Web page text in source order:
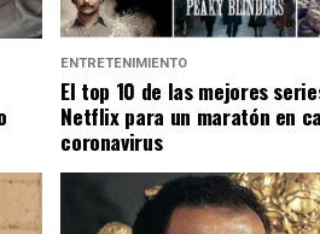
ENTRETENIMIENTO
El top 10 de las mejores
Netflix para un maratón en
coronavirus